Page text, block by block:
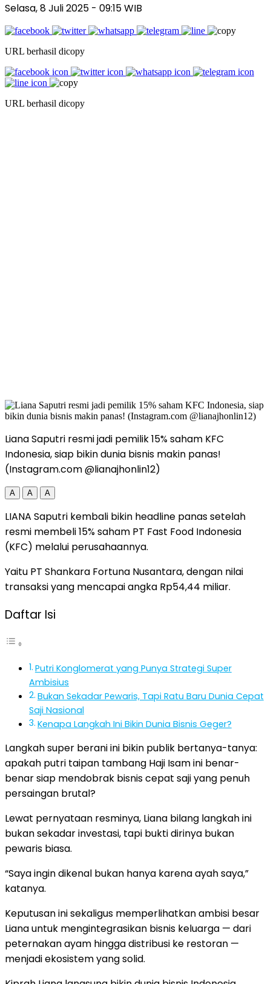
Selasa, 8 Juli 2025 - 09:15 WIB
URL berhasil dicopy
URL berhasil dicopy
Liana Saputri resmi jadi pemilik 15% saham KFC
Indonesia, siap bikin dunia bisnis makin panas!
(Instagram.com @lianajhonlin12)
A A A
LIANA Saputri kembali bikin headline panas setelah
resmi membeli 15% saham PT Fast Food Indonesia
(KFC) melalui perusahaannya.
Yaitu PT Shankara Fortuna Nusantara, dengan nilai
transaksi yang mencapai angka Rp54,44 miliar.
Daftar Isi
Putri Konglomerat yang Punya Strategi Super
Ambisius
Bukan Sekadar Pewaris, Tapi Ratu Baru Dunia Cepat
Saji Nasional
Kenapa Langkah Ini Bikin Dunia Bisnis Geger?
Langkah super berani ini bikin publik bertanya-tanya:
apakah putri taipan tambang Haji Isam ini benar-
benar siap mendobrak bisnis cepat saji yang penuh
persaingan brutal?
Lewat pernyataan resminya, Liana bilang langkah ini
bukan sekadar investasi, tapi bukti dirinya bukan
pewaris biasa.
“Saya ingin dikenal bukan hanya karena ayah saya,”
katanya.
Keputusan ini sekaligus memperlihatkan ambisi besar
Liana untuk mengintegrasikan bisnis keluarga — dari
peternakan ayam hingga distribusi ke restoran —
menjadi ekosistem yang solid.